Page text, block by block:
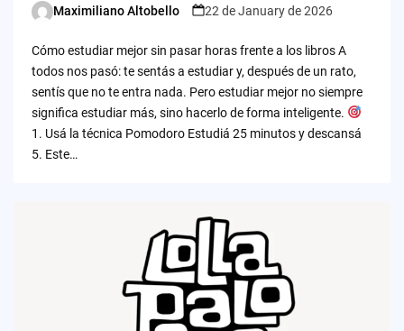
Posted
Maximiliano Altobello 22 de January de 2026
Cómo estudiar mejor sin pasar horas frente a los libros A
todos nos pasó: te sentás a estudiar y, después de un rato,
sentís que no te entra nada. Pero estudiar mejor no siempre
significa estudiar más, sino hacerlo de forma inteligente.
1. Usá la técnica Pomodoro Estudiá 25 minutos y descansá
5. Este…